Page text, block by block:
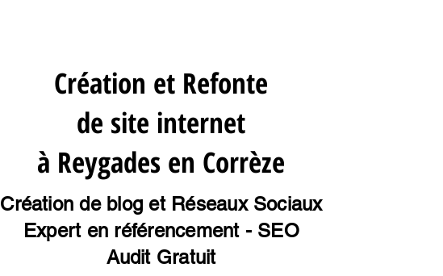
Création et Refonte
de site internet
à Reygades en Corrèze
Création de blog et Réseaux Sociaux
Expert en référencement - SEO
Audit Gratuit